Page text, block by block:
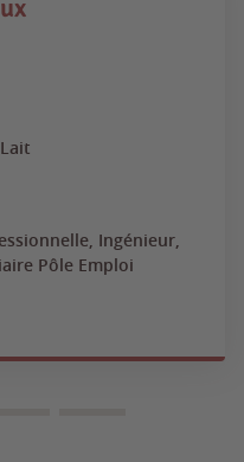
Ingénieur,
Pôle Emploi